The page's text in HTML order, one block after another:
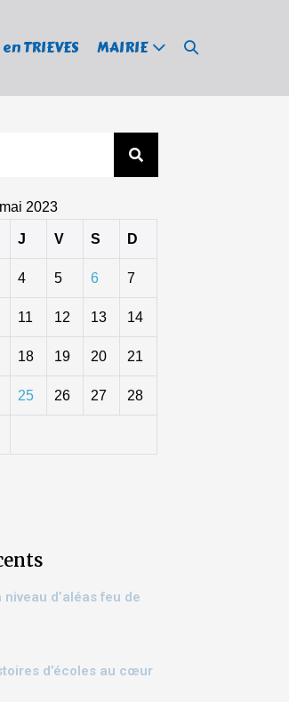
TRIEVES MAIRIE
mai 2023
J V S D
4 5 6 7
11 12 13 14
18 19 20 21
25 26 27 28
d’aléas feu de
d’écoles au cœur